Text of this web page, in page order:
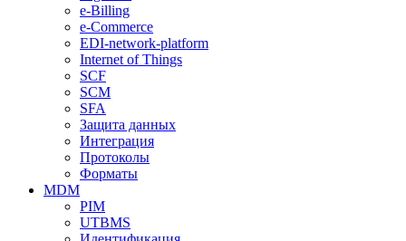
e-Billing
e-Commerce
EDI-network-platform
Internet of Things
SCF
SCM
SFA
Защита данных
Интеграция
Протоколы
Форматы
MDM
PIM
UTBMS